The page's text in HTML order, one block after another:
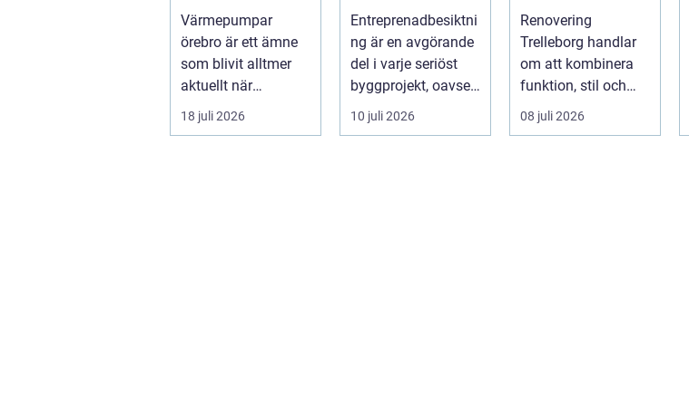
hus och
fastigheter
Värmepumpar
örebro är ett ämne
som blivit alltmer
aktuellt när
energipriser stiger
och fler vill sän...
18 juli 2026
kvaliteten i
byggprojekt
Entreprenadbesiktni
ng är en avgörande
del i varje seriöst
byggprojekt, oavsett
om det handlar om
en ...
10 juli 2026
hemmet på ett
smart sätt
Renovering
Trelleborg handlar
om att kombinera
funktion, stil och
långsiktig ekonomi i
samma p...
08 juli 2026